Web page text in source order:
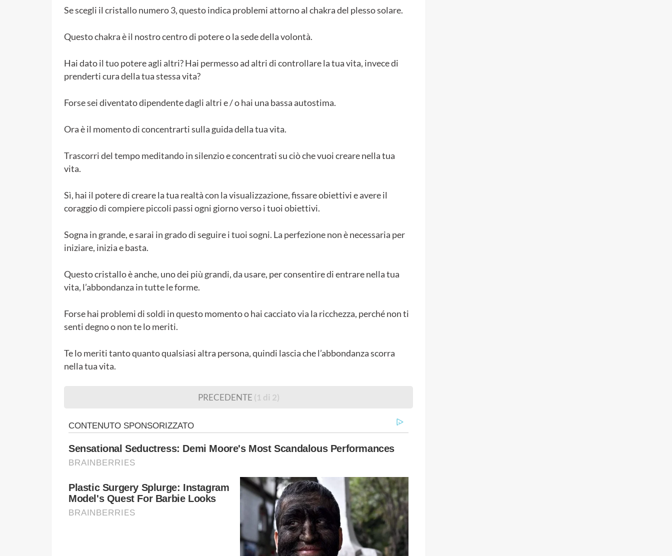
Se scegli il cristallo numero 3, questo indica problemi attorno al chakra del plesso solare.
Questo chakra è il nostro centro di potere o la sede della volontà.
Hai dato il tuo potere agli altri? Hai permesso ad altri di controllare la tua vita, invece di
prenderti cura della tua stessa vita?
Forse sei diventato dipendente dagli altri e / o hai una bassa autostima.
Ora è il momento di concentrarti sulla guida della tua vita.
Trascorri del tempo meditando in silenzio e concentrati su ciò che vuoi creare nella tua
vita.
Sì, hai il potere di creare la tua realtà con la visualizzazione, fissare obiettivi e avere il
coraggio di compiere piccoli passi ogni giorno verso i tuoi obiettivi.
Sogna in grande, e sarai in grado di seguire i tuoi sogni. La perfezione non è necessaria per
iniziare, inizia e basta.
Questo cristallo è anche, uno dei più grandi, da usare, per consentire di entrare nella tua
vita, l’abbondanza in tutte le forme.
Forse hai problemi di soldi in questo momento o hai cacciato via la ricchezza, perché non ti
senti degno o non te lo meriti.
Te lo meriti tanto quanto qualsiasi altra persona, quindi lascia che l’abbondanza scorra
nella tua vita.
PRECEDENTE (1 di 2)